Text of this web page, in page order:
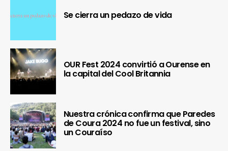
Se cierra un pedazo de vida
OUR Fest 2024 convirtió a Ourense en
la capital del Cool Britannia
Nuestra crónica confirma que Paredes
de Coura 2024 no fue un festival, sino
un Couraíso